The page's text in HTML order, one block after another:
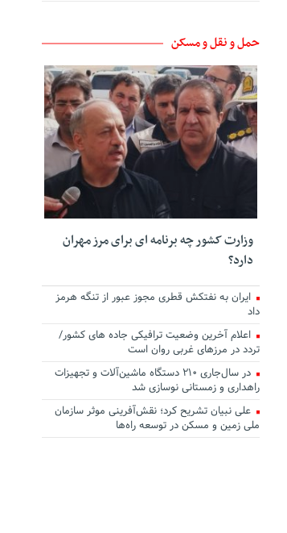
حمل و نقل و مسکن
وزارت کشور چه برنامه ای برای مرز مهران
دارد؟
ایران به نفتکش قطری مجوز عبور از تنگه هرمز
داد
اعلام آخرین وضعیت ترافیکی جاده های کشور/
تردد در مرزهای غربی روان است
در سال‌جاری ۲۱۰ دستگاه ماشین‌آلات و تجهیزات
راهداری و زمستانی نوسازی شد
علی نبیان تشریح کرد؛ نقش‌آفرینی موثر سازمان
ملی زمین و مسکن در توسعه راه‌ها